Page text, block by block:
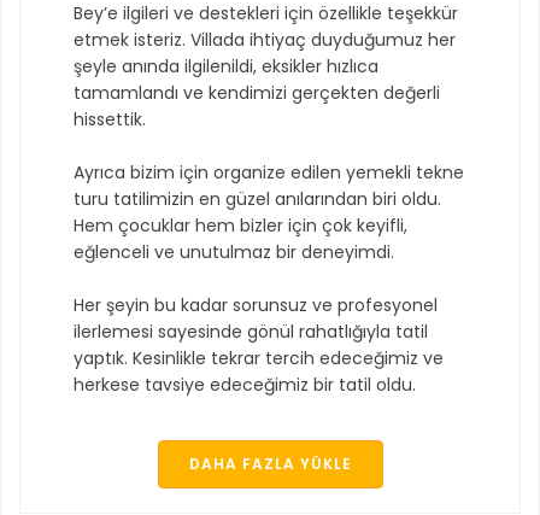
Bey’e ilgileri ve destekleri için özellikle teşekkür
etmek isteriz. Villada ihtiyaç duyduğumuz her
şeyle anında ilgilenildi, eksikler hızlıca
tamamlandı ve kendimizi gerçekten değerli
hissettik.
Ayrıca bizim için organize edilen yemekli tekne
turu tatilimizin en güzel anılarından biri oldu.
Hem çocuklar hem bizler için çok keyifli,
eğlenceli ve unutulmaz bir deneyimdi.
Her şeyin bu kadar sorunsuz ve profesyonel
ilerlemesi sayesinde gönül rahatlığıyla tatil
yaptık. Kesinlikle tekrar tercih edeceğimiz ve
herkese tavsiye edeceğimiz bir tatil oldu.
DAHA FAZLA YÜKLE